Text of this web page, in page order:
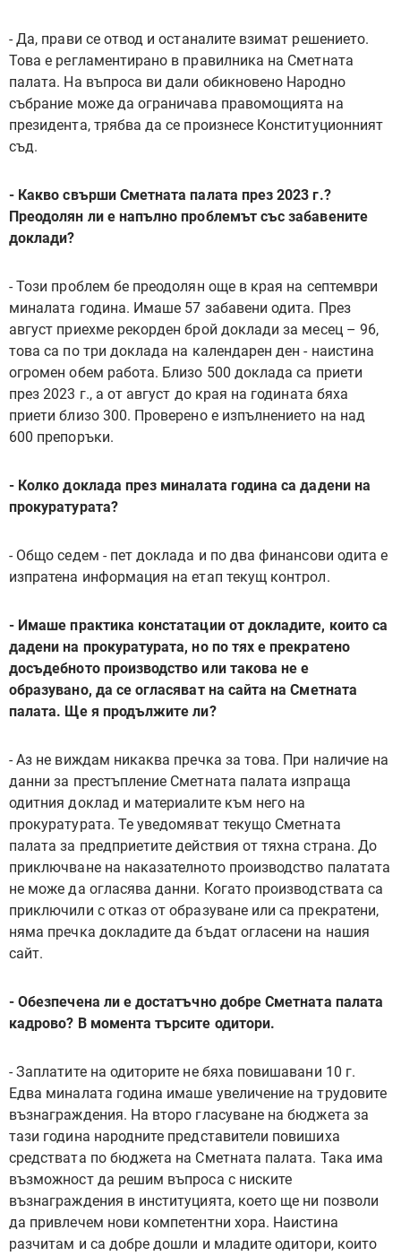
- Да, прави се отвод и останалите взимат решението.
Това е регламентирано в правилника на Сметната
палата. На въпроса ви дали обикновено Народно
събрание може да ограничава правомощията на
президента, трябва да се произнесе Конституционният
съд.
- Какво свърши Сметната палата през 2023 г.?
Преодолян ли е напълно проблемът със забавените
доклади?
- Този проблем бе преодолян още в края на септември
миналата година. Имаше 57 забавени одита. През
август приехме рекорден брой доклади за месец – 96,
това са по три доклада на календарен ден - наистина
огромен обем работа. Близо 500 доклада са приети
през 2023 г., а от август до края на годината бяха
приети близо 300. Проверено е изпълнението на над
600 препоръки.
- Колко доклада през миналата година са дадени на
прокуратурата?
- Общо седем - пет доклада и по два финансови одита е
изпратена информация на етап текущ контрол.
- Имаше практика констатации от докладите, които са
дадени на прокуратурата, но по тях е прекратено
досъдебното производство или такова не е
образувано, да се огласяват на сайта на Сметната
палата. Ще я продължите ли?
- Аз не виждам никаква пречка за това. При наличие на
данни за престъпление Сметната палата изпраща
одитния доклад и материалите към него на
прокуратурата. Те уведомяват текущо Сметната
палата за предприетите действия от тяхна страна. До
приключване на наказателното производство палатата
не може да огласява данни. Когато производствата са
приключили с отказ от образуване или са прекратени,
няма пречка докладите да бъдат огласени на нашия
сайт.
- Обезпечена ли е достатъчно добре Сметната палата
кадрово? В момента търсите одитори.
- Заплатите на одиторите не бяха повишавани 10 г.
Едва миналата година имаше увеличение на трудовите
възнаграждения. На второ гласуване на бюджета за
тази година народните представители повишиха
средствата по бюджета на Сметната палата. Така има
възможност да решим въпроса с ниските
възнаграждения в институцията, което ще ни позволи
да привлечем нови компетентни хора. Наистина
разчитам и са добре дошли и младите одитори, които